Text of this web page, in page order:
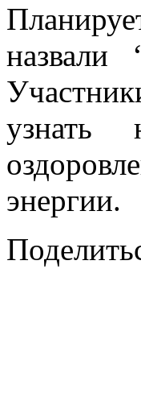
назвали
узнать
энергии.